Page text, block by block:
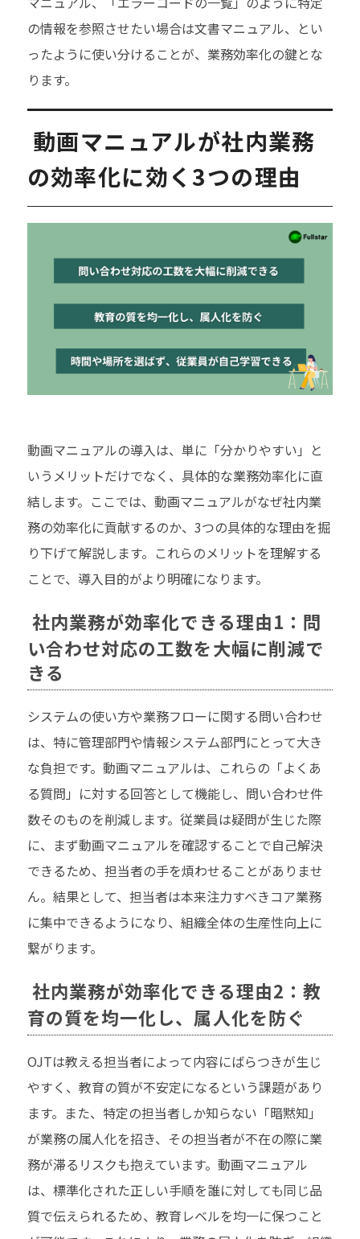
の情報を参照させたい場合は文書マニュアル、とい
ったように使い分けることが、業務効率化の鍵とな
ります。
動画マニュアルが社内業務
の効率化に効く3つの理由
動画マニュアルの導入は、単に「分かりやすい」と
いうメリットだけでなく、具体的な業務効率化に直
結します。ここでは、動画マニュアルがなぜ社内業
務の効率化に貢献するのか、3つの具体的な理由を掘
り下げて解説します。これらのメリットを理解する
ことで、導入目的がより明確になります。
社内業務が効率化できる理由1：問
い合わせ対応の工数を大幅に削減で
きる
システムの使い方や業務フローに関する問い合わせ
は、特に管理部門や情報システム部門にとって大き
な負担です。動画マニュアルは、これらの「よくあ
る質問」に対する回答として機能し、問い合わせ件
数そのものを削減します。従業員は疑問が生じた際
に、まず動画マニュアルを確認することで自己解決
できるため、担当者の手を煩わせることがありませ
ん。結果として、担当者は本来注力すべきコア業務
に集中できるようになり、組織全体の生産性向上に
繋がります。
社内業務が効率化できる理由2：教
育の質を均一化し、属人化を防ぐ
OJTは教える担当者によって内容にばらつきが生じ
やすく、教育の質が不安定になるという課題があり
ます。また、特定の担当者しか知らない「暗黙知」
が業務の属人化を招き、その担当者が不在の際に業
務が滞るリスクも抱えています。動画マニュアル
は、標準化された正しい手順を誰に対しても同じ品
質で伝えられるため、教育レベルを均一に保つこと